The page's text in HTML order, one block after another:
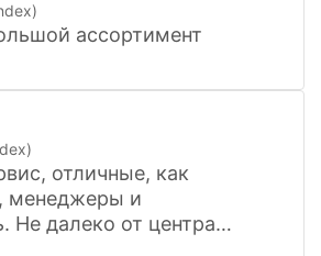
ассортимент
отличные, как
менеджеры и
Не далеко от центра